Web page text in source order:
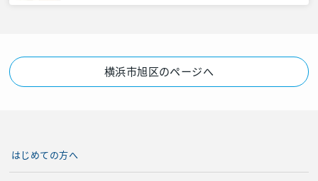
横浜市旭区のページへ
はじめての方へ